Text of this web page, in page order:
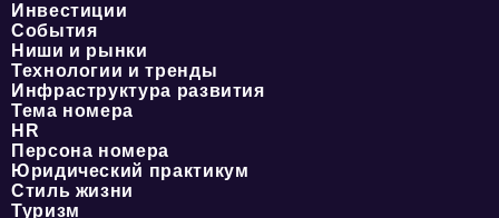
Инвестиции
События
Ниши и рынки
Технологии и тренды
Инфраструктура развития
Тема номера
HR
Персона номера
Юридический практикум
Стиль жизни
Туризм